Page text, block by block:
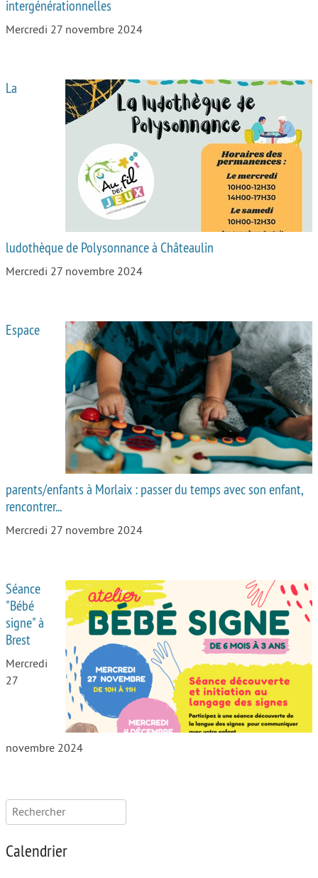
intergénérationnelles
Mercredi 27 novembre 2024
La
ludothèque de Polysonnance à Châteaulin
Mercredi 27 novembre 2024
Espace
parents/enfants à Morlaix : passer du temps avec son enfant,
rencontrer...
Mercredi 27 novembre 2024
Séance
"Bébé
signe" à
Brest
Mercredi
27
novembre 2024
Rechercher :
Calendrier